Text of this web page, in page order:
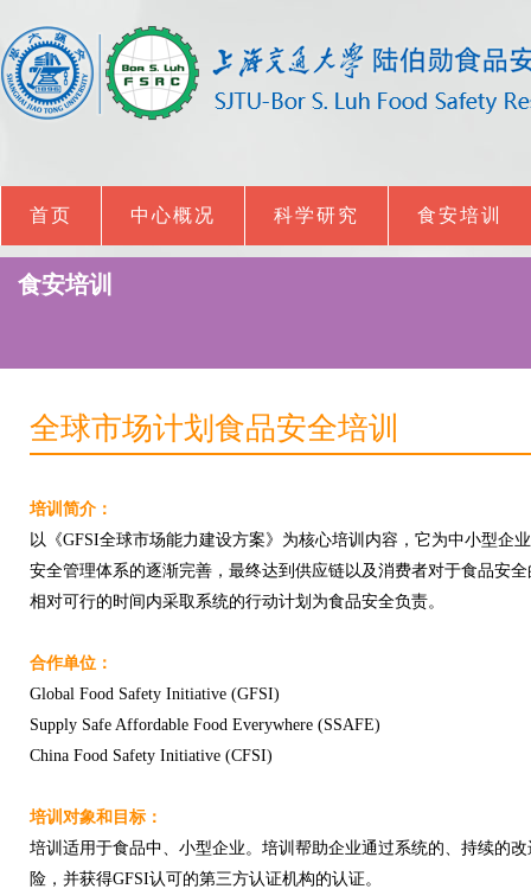
首页 中心概况 科学研究 食安培训
食安培训
全球市场计划食品安全培训
培训简介：
以《GFSI全球市场能力建设方案》为核心培训内容，它为中小型企
安全管理体系的逐渐完善，最终达到供应链以及消费者对于食品安
相对可行的时间内采取系统的行动计划为食品安全负责。
合作单位：
Global Food Safety Initiative (GFSI)
Supply Safe Affordable Food Everywhere (SSAFE)
China Food Safety Initiative (CFSI)
培训对象和目标：
培训适用于食品中、小型企业。培训帮助企业通过系统的、持续的
险，并获得GFSI认可的第三方认证机构的认证。